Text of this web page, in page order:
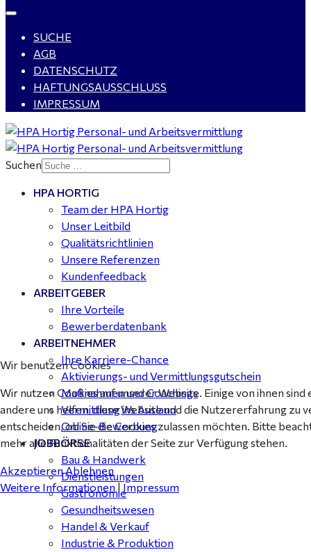
Kalkulator (m/w/d) mit technischen Erfahrungen
gesucht für Halle (Saale) - ab 4.000 €
25
Mitarbeiter Wohnungssanierung / Maler (m/w/d)
Dessau-Roßlau - ab 18,00 €
SUCHE
AGB
DATENSCHUTZ
HAFTUNGSAUSSCHLUSS
IMPRESSUM
Suchen
HPA HORTIG
Team der HPA Hortig
Unser Leitbild
Qualitätsrichtlinien
Unsere Referenzen
Kundenfeedback
ARBEITGEBER
Ihre Vorteile
Bewerberdatenbank
ARBEITNEHMER
Ihre Karriere-Chance
Aktivierungs- und Vermittlungsgutschein
Maßnahmen und Coachings
Vermittlung ins Ausland
Online-Bewerbung
JOBBÖRSE
Bau & Handwerk
Dienstleistungen
Gastronomie
Gesundheitswesen
Handel & Verkauf
Industrie & Produktion
Wir benutzen Cookies
Wir nutzen Cookies auf unserer Website. Einige von ihnen
andere uns helfen, diese Website und die Nutzererfahrung zu
entscheiden, ob Sie die Cookies zulassen möchten. Bitte
mehr alle Funktionalitäten der Seite zur Verfügung stehen.
AkzeptierenAblehnen
Weitere Informationen | Impressum